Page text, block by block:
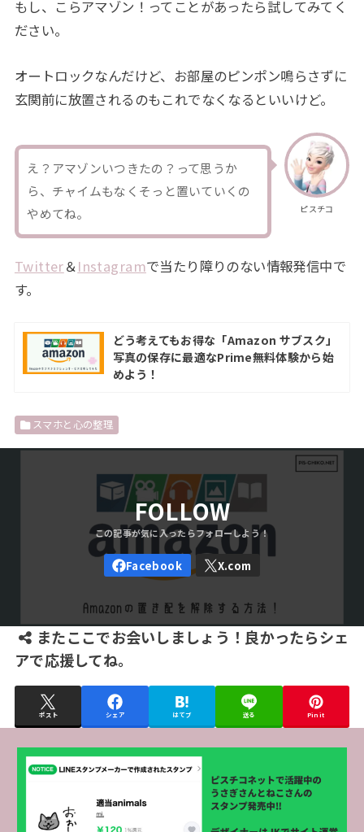
もし、こらアマゾン！ってことがあったら試してみてく
ださい。
オートロックなんだけど、お部屋のピンポン鳴らさずに
玄関前に放置されるのもこれでなくなるといいけど。
ピスチコ
え？アマゾンいつきたの？って思うか
ら、チャイムもなくそっと置いていくの
やめてね。
Twitter＆Instagramで当たり障りのない情報発信中で
す。
どう考えてもお得な「Amazon サブスク」
写真の保存に最適なPrime無料体験から始
めよう！
スマホと心の整理
FOLLOW
またここでお会いしましょう！良かったらシェ
アで応援してね。
ポスト シェア はてブ 送る Pin it